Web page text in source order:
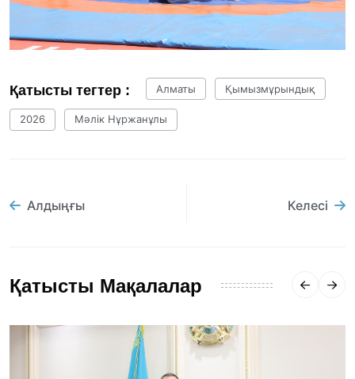
Қатысты тегтер : Алматы Қымызмұрындық
2026 Мәлік Нұржанұлы
Алдыңғы Келесі
Қатысты Мақалалар